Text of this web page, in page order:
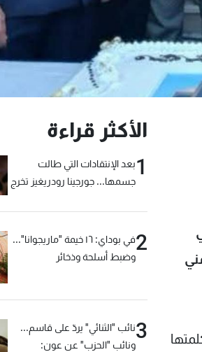
الأكثر قراءة
1بعد الإنتقادات التي طالت
جسمها... جورجينا رودريغيز تخرج
2
في بوداي: ١٦ خيمة "ماريجوانا"...
وضبط أسلحة وذخائر
3نائب "الثنائي" يردّ على قاسم...
ونائب "الحزب" عن عون: